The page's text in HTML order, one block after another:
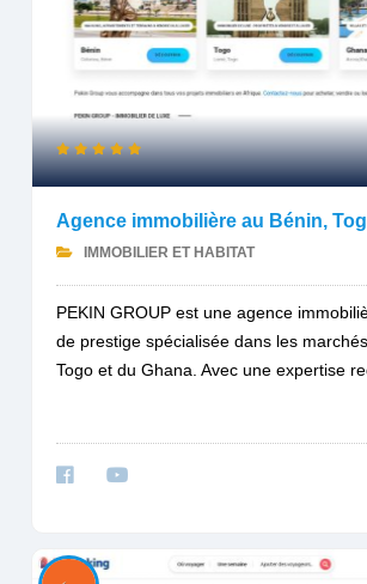
Agence immobilière au Bénin,
IMMOBILIER ET HABITAT
PEKIN GROUP est une agence
de prestige spécialisée dans les
Togo et du Ghana. Avec une expertise